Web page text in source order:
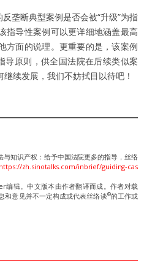
垄断典型案例是否会被“升级”为指
指导性案例可以更详细地涵盖最高
方面的说理。更重要的是，该案例
导原则，供全国法院在后续类似案
续发展，我们不妨拭目以待吧！
知识产权：给予中国法院更多的指导，丝络
https://zh.sinotalks.com/inbrief/guiding-cas
辑。中文版本由作者翻译而成。作者对载
和意见并不一定构成或代表丝络谈®的工作或